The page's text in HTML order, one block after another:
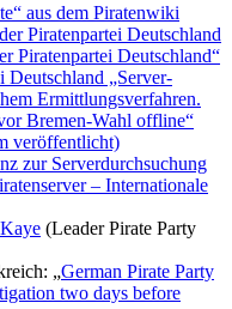
aus dem Piratenwiki
Piratenpartei Deutschland
Piratenpartei Deutschland“
Deutschland „Server-
Ermittlungsverfahren.
Bremen-Wahl offline“
veröffentlicht)
zur Serverdurchsuchung
– Internationale
(Leader Pirate Party
„German Pirate Party
two days before